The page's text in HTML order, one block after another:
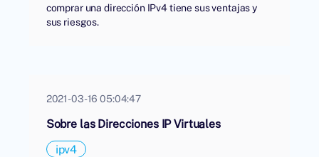
comprar una dirección IPv4 tiene sus ventajas y
sus riesgos.
2021-03-16 05:04:47
Sobre las Direcciones IP Virtuales
ipv4